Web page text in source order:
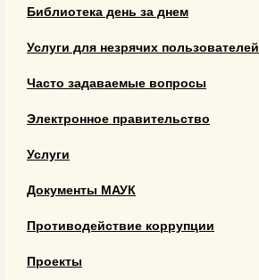
Библиотека день за днем
Услуги для незрячих пользователей
Часто задаваемые вопросы
Электронное правительство
Услуги
Документы МАУК
Противодействие коррупции
Проекты